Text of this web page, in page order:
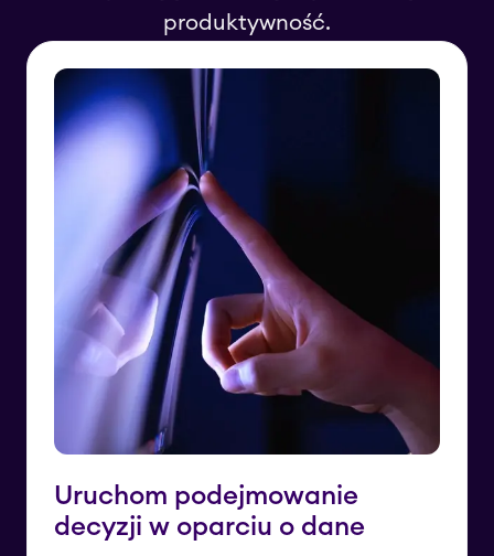
produktywność.
Uruchom podejmowanie
decyzji w oparciu o dane